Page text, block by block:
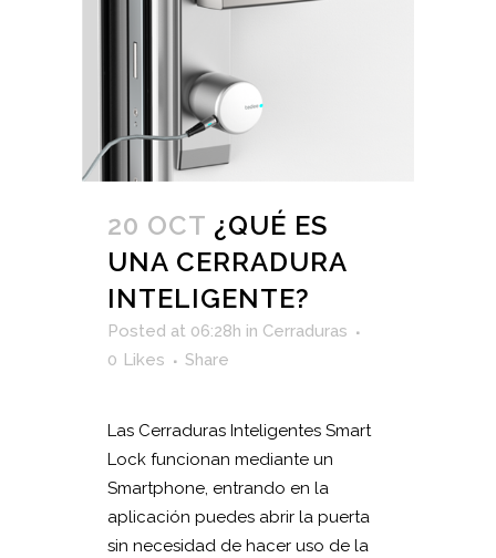
20 OCT ¿QUÉ ES
UNA CERRADURA
INTELIGENTE?
Posted at 06:28h in Cerraduras
0 Likes Share
Las Cerraduras Inteligentes Smart
Lock funcionan mediante un
Smartphone, entrando en la
aplicación puedes abrir la puerta
sin necesidad de hacer uso de la